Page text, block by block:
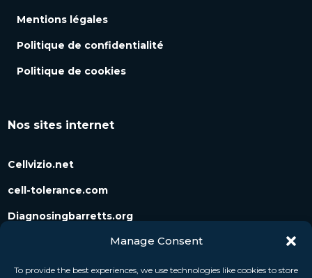
Manage Consent
To provide the best experiences, we use technologies like cookies to store
Mentions légales
Politique de confidentialité
Politique de cookies
Nos sites internet
Cellvizio.net
cell-tolerance.com
Diagnosingbarretts.org
Diagnosingpancreaticcysts.org